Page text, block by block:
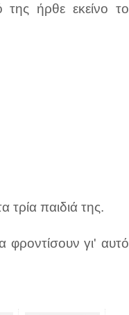
ήρθε εκείνο το
παιδιά της.
γι' αυτό